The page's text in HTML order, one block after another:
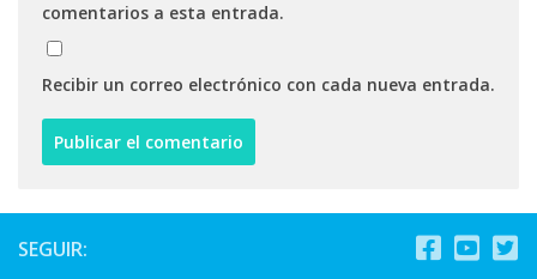
comentarios a esta entrada.
Recibir un correo electrónico con cada nueva entrada.
SEGUIR: